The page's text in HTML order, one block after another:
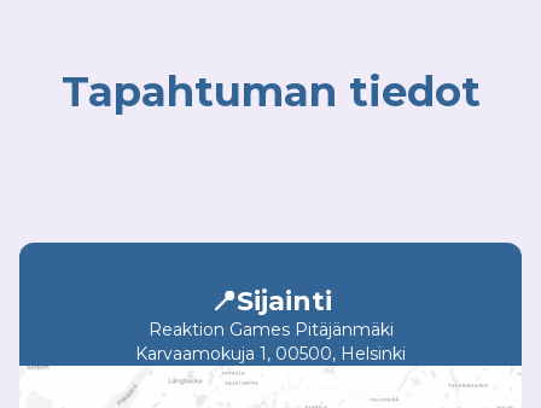
Tapahtuman tiedot
📍Sijainti
Reaktion Games Pitäjänmäki
Karvaamokuja 1, 00500, Helsinki